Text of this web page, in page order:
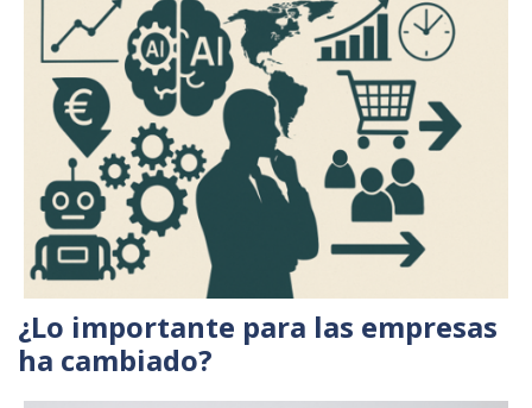
¿Lo importante para las empresas
ha cambiado?